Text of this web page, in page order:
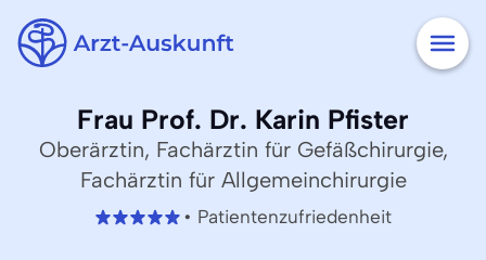
Frau Prof. Dr. Karin Pfister
Oberärztin, Fachärztin für Gefäßchirurgie,
Fachärztin für Allgemeinchirurgie
• Patientenzufriedenheit